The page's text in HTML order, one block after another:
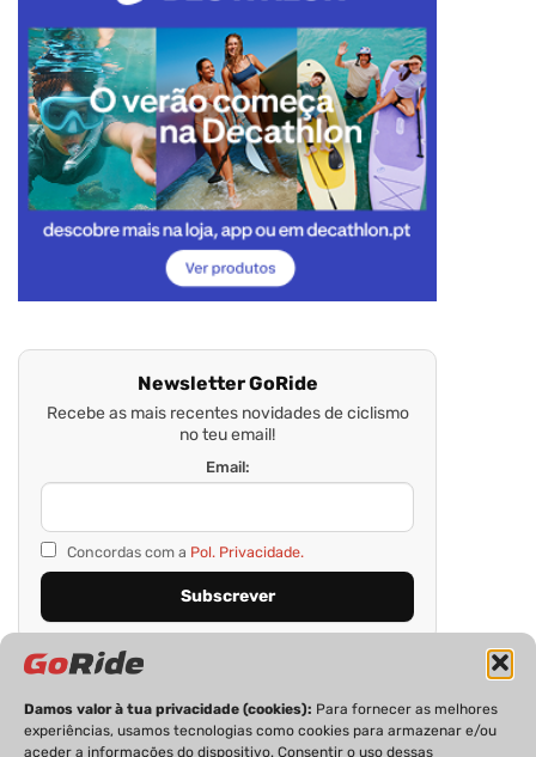
Damos valor à tua privacidade (cookies): Para fornecer as melhores
experiências, usamos tecnologias como cookies para armazenar e/ou
aceder a informações do dispositivo. Consentir o uso dessas
Newsletter GoRide
Recebe as mais recentes novidades de ciclismo
no teu email!
Email:
Concordas com a Pol. Privacidade.